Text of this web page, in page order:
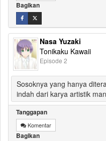
Bagikan
Nasa Yuzaki
Tonikaku Kawaii
Episode 2
Sosoknya yang hanya
indah dari karya artistik
Tanggapan
Komentar
Bagikan